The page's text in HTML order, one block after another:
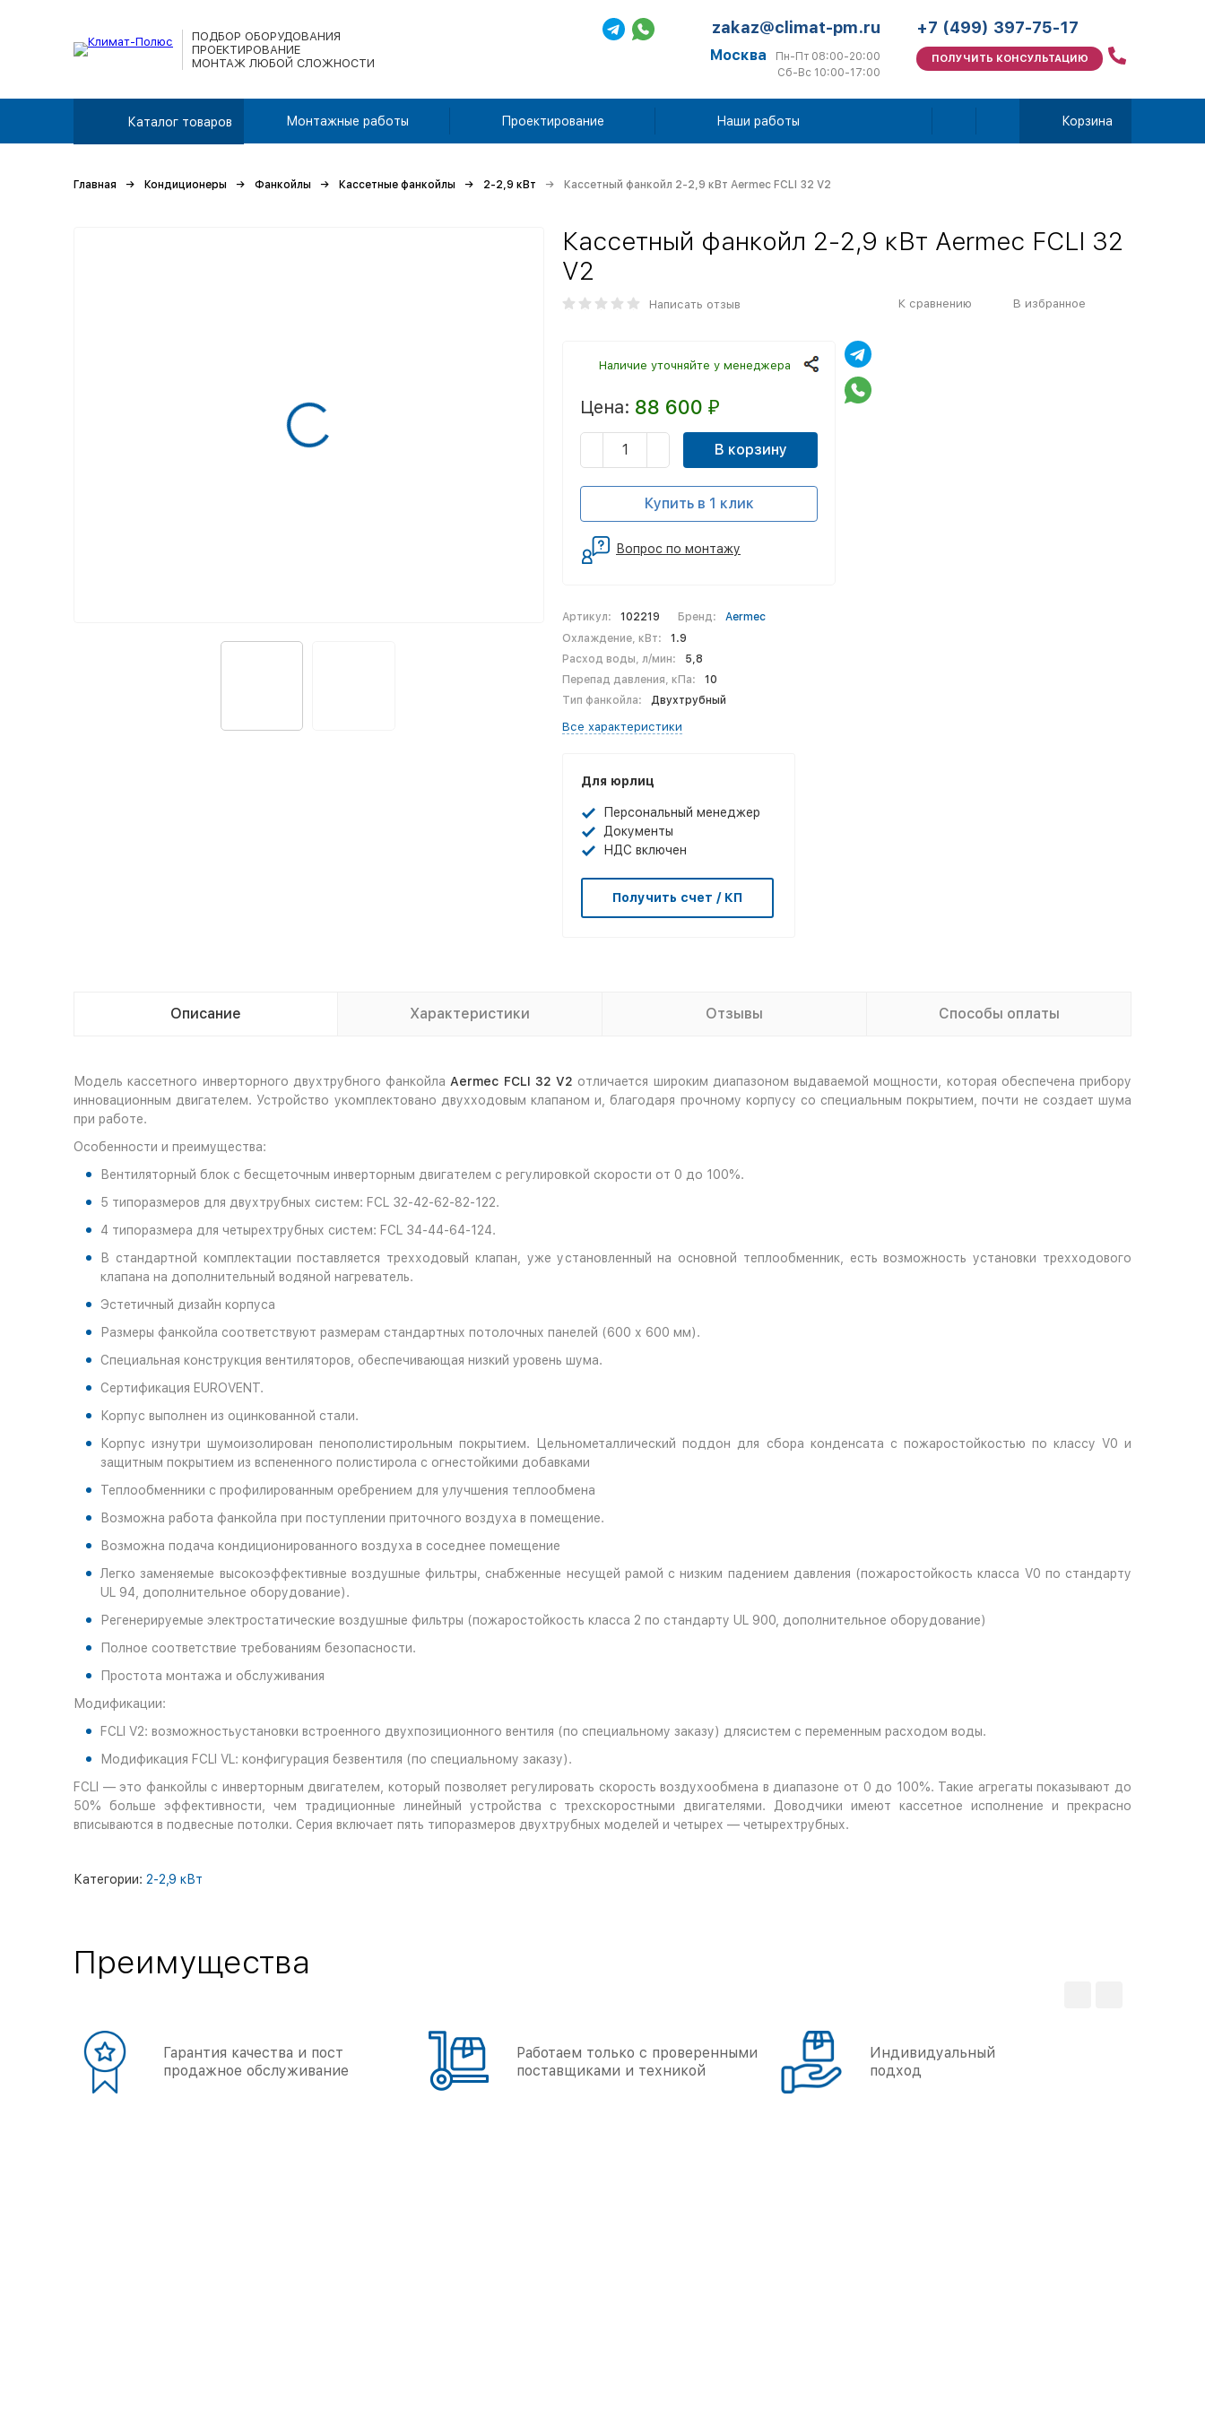
ПОДБОР ОБОРУДОВАНИЯ
ПРОЕКТИРОВАНИЕ
МОНТАЖ ЛЮБОЙ СЛОЖНОСТИ
zakaz@climat-pm.ru
Москва
Пн-Пт 08:00-20:00
Сб-Вс 10:00-17:00
+7 (499) 397-75-17
ПОЛУЧИТЬ КОНСУЛЬТАЦИЮ
Каталог товаров Монтажные работы Проектирование Наши работы Корзина
Главная Кондиционеры Фанкойлы Кассетные фанкойлы 2-2,9 кВт Кассетный фанкойл 2-2,9 кВт Aermec FCLI 32 V2
Кассетный фанкойл 2-2,9 кВт Aermec FCLI 32
V2
Написать отзыв К сравнению В избранное
Артикул: 102219 Бренд:
Aermec
Охлаждение, кВт:
1.9
Расход воды, л/мин:
5,8
Перепад давления, кПа:
10
Тип фанкойла:
Двухтрубный
Все характеристики
Для юрлиц
Персональный менеджер
Документы
НДС включен
Получить счет / КП
Наличие уточняйте у менеджера
Цена: 88 600 ₽
В корзину
Купить в 1 клик
Вопрос по монтажу
Описание Характеристики Отзывы Способы оплаты
Модель кассетного инверторного двухтрубного фанкойла Aermec FCLI 32 V2 отличается широким диапазоном выдаваемой мощности, которая обеспечена прибору
инновационным двигателем. Устройство укомплектовано двухходовым клапаном и, благодаря прочному корпусу со специальным покрытием, почти не создает шума
при работе.
Особенности и преимущества:
Вентиляторный блок с бесщеточным инверторным двигателем с регулировкой скорости от 0 до 100%.
5 типоразмеров для двухтрубных систем: FCL 32-42-62-82-122.
4 типоразмера для четырехтрубных систем: FCL 34-44-64-124.
В стандартной комплектации поставляется трехходовый клапан, уже установленный на основной теплообменник, есть возможность установки трехходового
клапана на дополнительный водяной нагреватель.
Эстетичный дизайн корпуса
Размеры фанкойла соответствуют размерам стандартных потолочных панелей (600 х 600 мм).
Специальная конструкция вентиляторов, обеспечивающая низкий уровень шума.
Сертификация EUROVENT.
Корпус выполнен из оцинкованной стали.
Корпус изнутри шумоизолирован пенополистирольным покрытием. Цельнометаллический поддон для сбора конденсата с пожаростойкостью по классу V0 и
защитным покрытием из вспененного полистирола с огнестойкими добавками
Теплообменники с профилированным оребрением для улучшения теплообмена
Возможна работа фанкойла при поступлении приточного воздуха в помещение.
Возможна подача кондиционированного воздуха в соседнее помещение
Легко заменяемые высокоэффективные воздушные фильтры, снабженные несущей рамой с низким падением давления (пожаростойкость класса V0 по стандарту
UL 94, дополнительное оборудование).
Регенерируемые электростатические воздушные фильтры (пожаростойкость класса 2 по стандарту UL 900, дополнительное оборудование)
Полное соответствие требованиям безопасности.
Простота монтажа и обслуживания
Модификации:
FCLI V2: возможностьустановки встроенного двухпозиционного вентиля (по специальному заказу) длясистем с переменным расходом воды.
Модификация FCLI VL: конфигурация безвентиля (по специальному заказу).
FCLI — это фанкойлы с инверторным двигателем, который позволяет регулировать скорость воздухообмена в диапазоне от 0 до 100%. Такие агрегаты показывают до
50% больше эффективности, чем традиционные линейный устройства с трехскоростными двигателями. Доводчики имеют кассетное исполнение и прекрасно
вписываются в подвесные потолки. Серия включает пять типоразмеров двухтрубных моделей и четырех — четырехтрубных.
Категории: 2-2,9 кВт
Преимущества
Гарантия качества и пост
продажное обслуживание
Работаем только с проверенными
поставщиками и техникой
Индивидуальный
подход